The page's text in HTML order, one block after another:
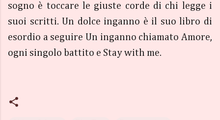
sogno è toccare le giuste corde di chi legge i
suoi scritti. Un dolce inganno è il suo libro di
esordio a seguire Un inganno chiamato Amore,
ogni singolo battito e Stay with me.